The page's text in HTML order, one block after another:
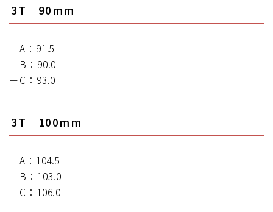
3T 90mm
－A：91.5
－B：90.0
－C：93.0
3T 100mm
－A：104.5
－B：103.0
－C：106.0